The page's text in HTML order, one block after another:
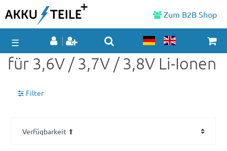
Zum B2B Shop
☰
für 3,6V / 3,7V / 3,8V Li-Ionen
Filter